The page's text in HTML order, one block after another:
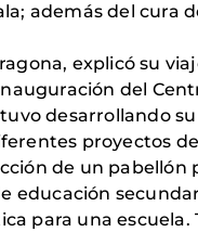
además del cura
explicó su
del
desarrollando
proyectos
de un pabellón
educación
para una escuela.